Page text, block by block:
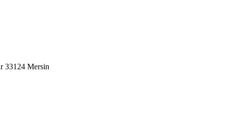
33124 Mersin